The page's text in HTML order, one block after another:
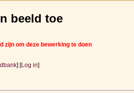
beeld toe
zijn om deze bewerking te doen
] [Log in]